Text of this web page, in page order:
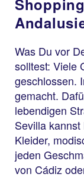
Was Du vor
solltest: Viele
geschlossen.
gemacht.
lebendigen
Sevilla
Kleider,
jeden
von Cádiz